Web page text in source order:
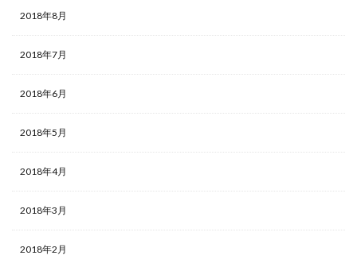
2018年8月
2018年7月
2018年6月
2018年5月
2018年4月
2018年3月
2018年2月